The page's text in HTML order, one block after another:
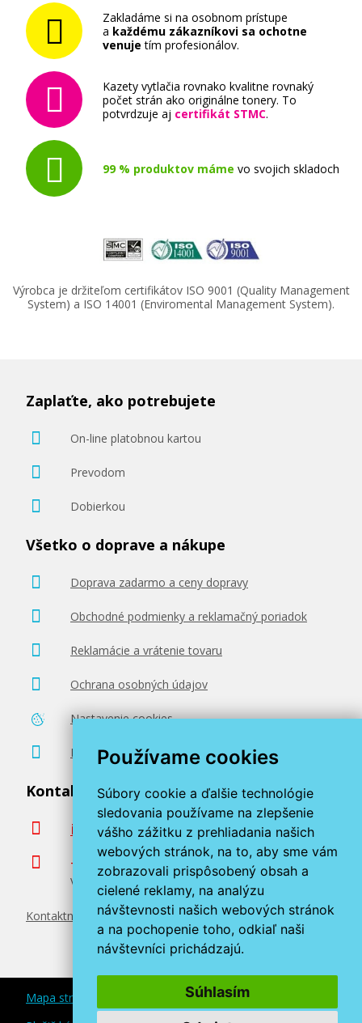
Používame cookies
Súbory cookie a ďalšie technológie
sledovania používame na zlepšenie
vášho zážitku z prehliadania našich
webových stránok, na to, aby sme vám
zobrazovali prispôsobený obsah a
cielené reklamy, na analýzu
návštevnosti našich webových stránok
a na pochopenie toho, odkiaľ naši
návštevníci prichádzajú.
Súhlasím
Zakladáme si na osobnom prístupe
a každému zákazníkovi sa ochotne
venuje tím profesionálov.
Kazety vytlačia rovnako kvalitne rovnaký
počet strán ako originálne tonery. To
potvrdzuje aj certifikát STMC.
99 % produktov máme vo svojich skladoch
Výrobca je držiteľom certifikátov ISO 9001 (Quality Management
System) a ISO 14001 (Enviromental Management System).
Zaplaťte, ako potrebujete
On-line platobnou kartou
Prevodom
Dobierkou
Všetko o doprave a nákupe
Doprava zadarmo a ceny dopravy
Obchodné podmienky a reklamačný poriadok
Reklamácie a vrátenie tovaru
Ochrana osobných údajov
Nastavenie cookies
Poradenstvo zadarmo
Kontaktujte nás
info@miroluk.sk
+420 377 222 313
Volajte v pracovné dni od 8. do 17. hod.
Kontaktné údaje
Mapa stránok